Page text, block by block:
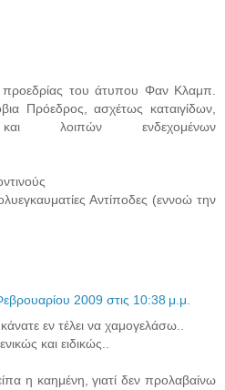
του άτυπου Φαν Κλαμπ.
Πρόεδρος, ασχέτως καταιγίδων,
λοιπών ενδεχομένων
Αντίποδες (εννοώ την
2009 στις 10:38 μ.μ.
εν τέλει να χαμογελάσω..
και ειδικώς..
η καημένη, γιατί δεν προλαβαίνω